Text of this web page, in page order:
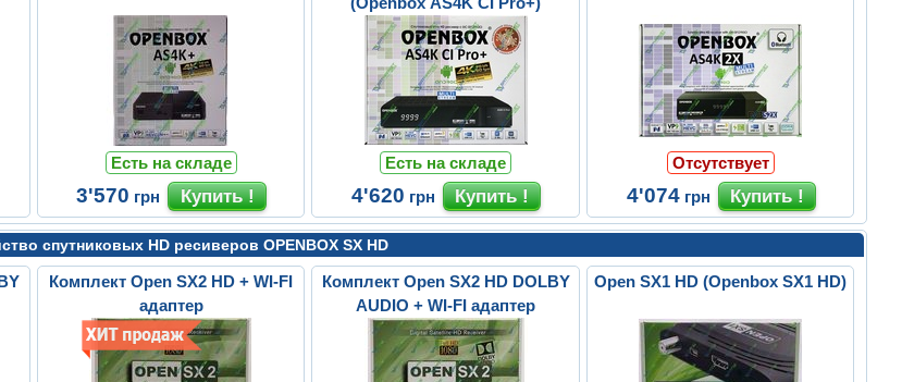
Есть на складе
3'570 грн
Есть на складе
4'620 грн
Отсутствует
4'074 грн
спутниковых HD ресиверов OPENBOX SX HD
Комплект Open SX2 HD + WI-FI
адаптер
Комплект Open SX2 HD DOLBY
AUDIO + WI-FI адаптер
Open SX1 HD (Openbox SX1 HD)